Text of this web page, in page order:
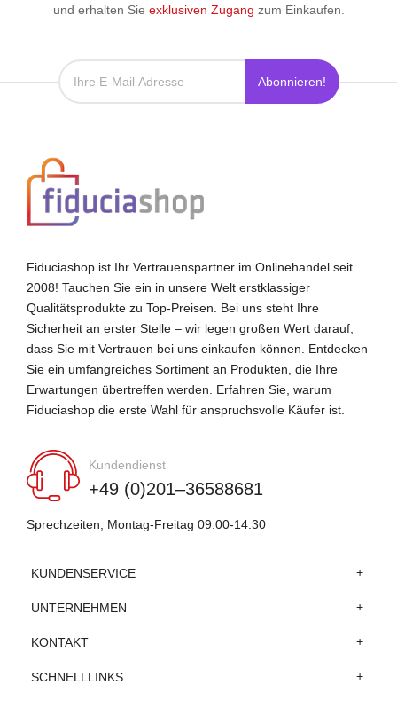
und erhalten Sie exklusiven Zugang zum Einkaufen.
Abonnieren!
Fiduciashop ist Ihr Vertrauenspartner im Onlinehandel seit
2008! Tauchen Sie ein in unsere Welt erstklassiger
Qualitätsprodukte zu Top-Preisen. Bei uns steht Ihre
Sicherheit an erster Stelle – wir legen großen Wert darauf,
dass Sie mit Vertrauen bei uns einkaufen können. Entdecken
Sie ein umfangreiches Sortiment an Produkten, die Ihre
Erwartungen übertreffen werden. Erfahren Sie, warum
Fiduciashop die erste Wahl für anspruchsvolle Käufer ist.
Kundendienst
+49 (0)201–36588681
Sprechzeiten, Montag-Freitag 09:00-14.30
KUNDENSERVICE
UNTERNEHMEN
KONTAKT
SCHNELLLINKS